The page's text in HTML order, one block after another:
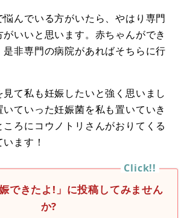
んでいる方がいたら、やはり専門
いいと思います。赤ちゃんができ
非専門の病院があればそちらに行
て私も妊娠したいと強く思いまし
ていった妊娠菌を私も置いていき
ころにコウノトリさんがおりてくる
ます！
できたよ!」に投稿してみません
か?